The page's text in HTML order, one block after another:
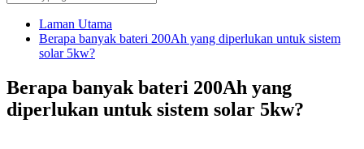
Laman Utama
Berapa banyak bateri 200Ah yang diperlukan untuk sistem
solar 5kw?
Berapa banyak bateri 200Ah yang
diperlukan untuk sistem solar 5kw?